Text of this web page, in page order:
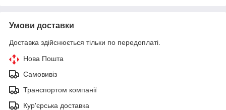
Умови доставки
Доставка здійснюється тільки по передоплаті.
Нова Пошта
Самовивіз
Транспортом компанії
Кур'єрська доставка